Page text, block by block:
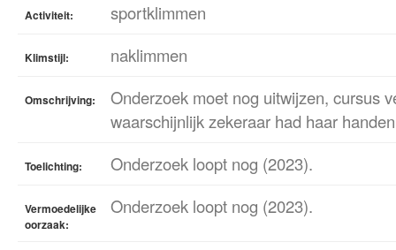
Activiteit: sportklimmen
Klimstijl: naklimmen
Omschrijving:
Onderzoek moet nog uitwijzen, cursus
waarschijnlijk zekeraar had haar
Toelichting: Onderzoek loopt nog (2023).
Vermoedelijke
oorzaak:
Onderzoek loopt nog (2023).